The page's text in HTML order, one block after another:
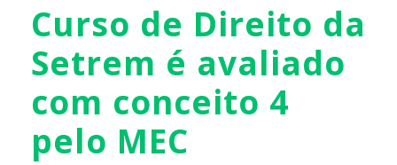
Curso de Direito da
Setrem é avaliado
com conceito 4
pelo MEC